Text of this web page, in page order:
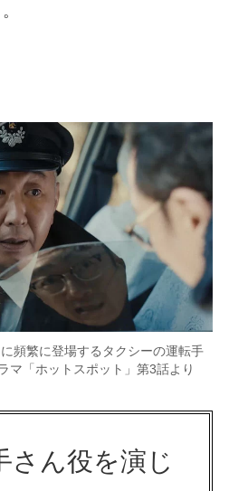
頻繁に登場するタクシーの運転手
マ「ホットスポット」第3話より
さん役を演じ